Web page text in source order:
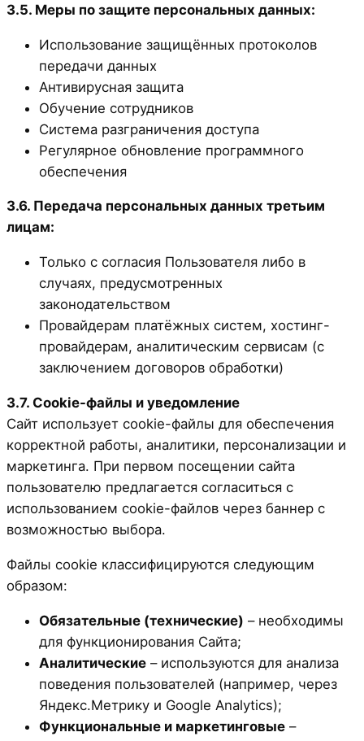
3.5. Меры по защите персональных данных:
Использование защищённых протоколов
передачи данных
Антивирусная защита
Обучение сотрудников
Система разграничения доступа
Регулярное обновление программного
обеспечения
3.6. Передача персональных данных третьим
лицам:
Только с согласия Пользователя либо в
случаях, предусмотренных
законодательством
Провайдерам платёжных систем, хостинг-
провайдерам, аналитическим сервисам (с
заключением договоров обработки)
3.7. Cookie-файлы и уведомление
Сайт использует cookie-файлы для обеспечения
корректной работы, аналитики, персонализации и
маркетинга. При первом посещении сайта
пользователю предлагается согласиться с
использованием cookie-файлов через баннер с
возможностью выбора.
Файлы cookie классифицируются следующим
образом:
Обязательные (технические) – необходимы
для функционирования Сайта;
Аналитические – используются для анализа
поведения пользователей (например, через
Яндекс.Метрику и Google Analytics);
Функциональные и маркетинговые –